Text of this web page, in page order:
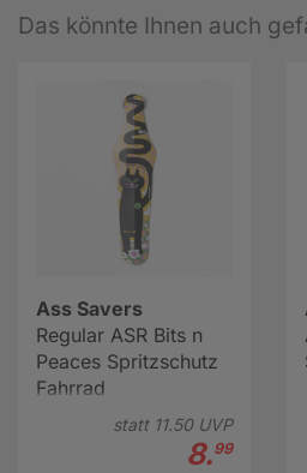
Das könnte Ihnen auch
Ass Savers
Regular ASR Bits n
Peaces Spritzschutz
Fahrrad
statt 11.50UVP
8.99